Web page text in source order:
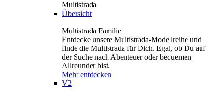
Multistrada
Übersicht
Multistrada Familie
Entdecke unsere Multistrada-Modellreihe und
finde die Multistrada für Dich. Egal, ob Du auf
der Suche nach Abenteuer oder bequemen
Allrounder bist.
Mehr entdecken
V2